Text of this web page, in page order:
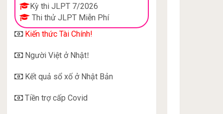
Kỳ thi JLPT 7/2026
Thi thử JLPT Miễn Phí
Kiến thức Tài Chính!
Người Việt ở Nhật!
Kết quả sổ xố ở Nhật Bản
Tiền trợ cấp Covid